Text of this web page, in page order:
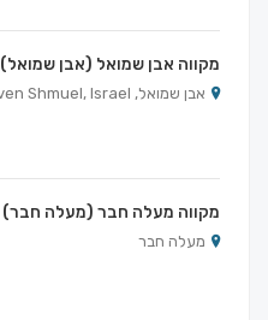
מקווה אבן שמואל (אבן שמואל)
אבן שמואל, Even Shmuel, Israel
מקווה מעלה חבר (מעלה חבר)
מעלה חבר